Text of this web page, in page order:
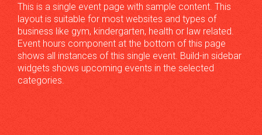
This is a single event page with sample content. This
layout is suitable for most websites and types of
business like gym, kindergarten, health or law related.
Event hours component at the bottom of this page
shows all instances of this single event. Build-in sidebar
widgets shows upcoming events in the selected
categories.